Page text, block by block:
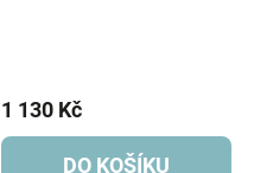
1 130 Kč
DO KOŠÍKU